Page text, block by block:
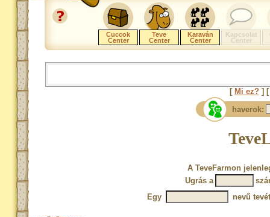
Cuccok
Center
Teve
Center
Karaván
Center
Kapcsolat
Center
[ Mi ez?]
haverok:
A TeveFarmon
Ugrás a
Egy
nevű